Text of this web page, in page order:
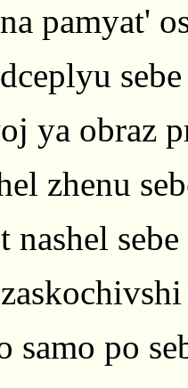
pamyat'
ya obraz
zhenu
nashel
samo po